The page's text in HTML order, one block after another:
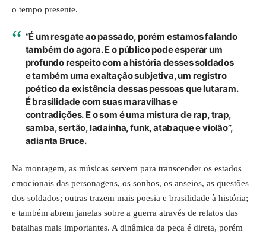
o tempo presente.
“É um resgate ao passado, porém estamos falando
também do agora. E o público pode esperar um
profundo respeito com a história desses soldados
e também uma exaltação subjetiva, um registro
poético da existência dessas pessoas que lutaram.
É brasilidade com suas maravilhas e
contradições. E o som é uma mistura de rap, trap,
samba, sertão, ladainha, funk, atabaque e violão”,
adianta Bruce.
Na montagem, as músicas servem para transcender os estados
emocionais das personagens, os sonhos, os anseios, as questões
dos soldados; outras trazem mais poesia e brasilidade à história;
e também abrem janelas sobre a guerra através de relatos das
batalhas mais importantes. A dinâmica da peça é direta, porém